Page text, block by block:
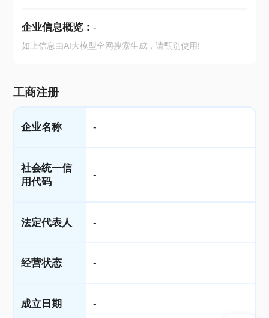
企业信息概览： -
如上信息由AI大模型全网搜索生成，请甄别使用!
工商注册
企业名称 -
社会统一信
用代码
-
法定代表人 -
经营状态 -
成立日期 -